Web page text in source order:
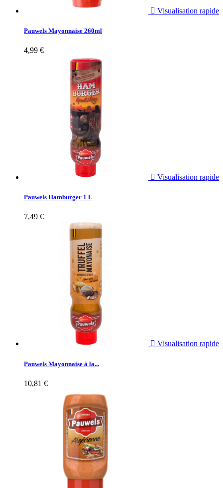
 Visualisation rapide
Pauwels Mayonnaise 260ml
4,99 €
 Visualisation rapide
Pauwels Hamburger 1 L
7,49 €
 Visualisation rapide
Pauwels Mayonnaise à la...
10,81 €